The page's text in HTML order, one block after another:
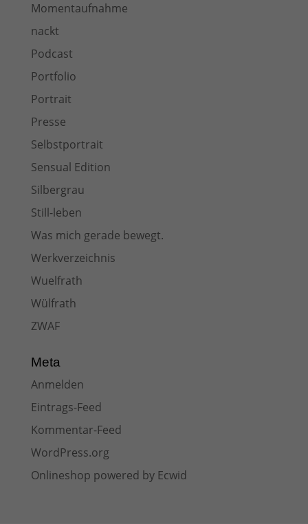
Momentaufnahme
nackt
Podcast
Portfolio
Portrait
Presse
Selbstportrait
Sensual Edition
Silbergrau
Still-leben
Was mich gerade bewegt.
Werkverzeichnis
Wuelfrath
Wülfrath
ZWAF
Meta
Anmelden
Eintrags-Feed
Kommentar-Feed
WordPress.org
Onlineshop powered by Ecwid